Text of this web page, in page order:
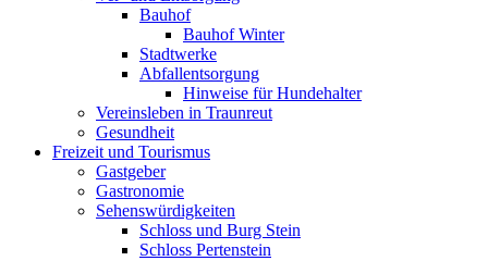
Bauhof
Bauhof Winter
Stadtwerke
Abfallentsorgung
Hinweise für Hundehalter
Vereinsleben in Traunreut
Gesundheit
Freizeit und Tourismus
Gastgeber
Gastronomie
Sehenswürdigkeiten
Schloss und Burg Stein
Schloss Pertenstein